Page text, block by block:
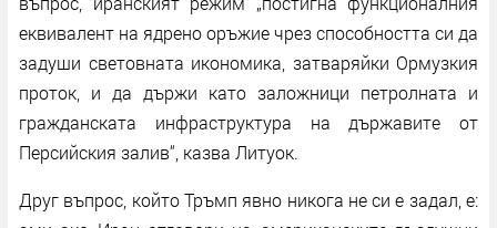
еквивалент на ядрено оръжие чрез способността си да
задуши световната икономика, затваряйки Ормузкия
проток, и да държи като заложници петролната и
гражданската инфраструктура на държавите от
Персийския залив“, казва Литуок.
Друг въпрос, който Тръмп явно никога не си е задал, е: